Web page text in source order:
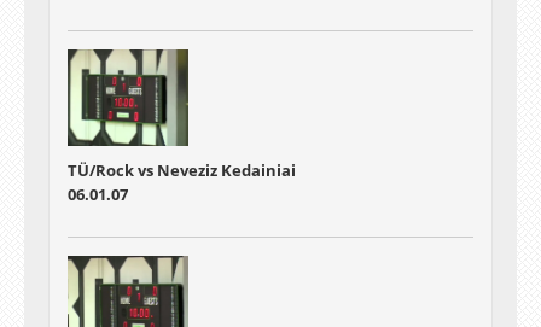
TÜ/Rock vs Neveziz Kedainiai
06.01.07